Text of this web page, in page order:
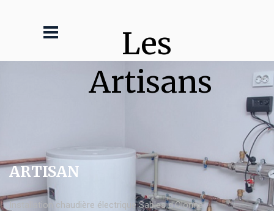
Les
Artisans
ARTISAN
Installation chaudière électrique Sables d'Olonne